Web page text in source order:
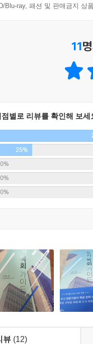
.Blu-ray, 패션 및 판매금지 상
11
점별로 리뷰를 확인해 보세
25%
0%
0%
0%
뷰 (12)